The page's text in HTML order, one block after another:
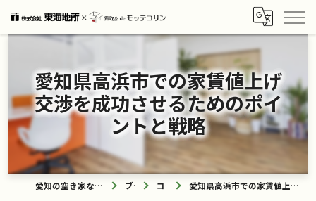
愛知県高浜市での家賃値上げ
交渉を成功させるためのポイ
ントと戦略
愛知の空き家なら買取ル de モッテコリン ブログ コラム 愛知県高浜市での家賃値上げ交渉を成功させるためのポイントと戦略